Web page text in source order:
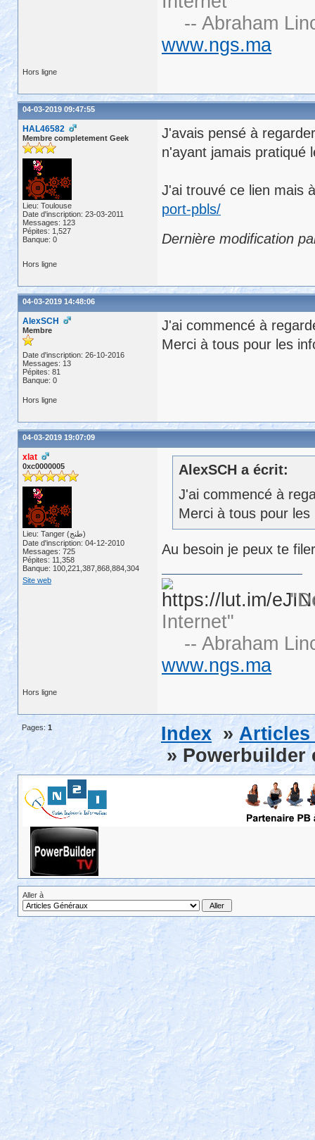
-- Abraham
www.ngs.ma
Hors ligne
04-03-2019 09:47:55
HAL46582
Membre completement Geek
Lieu: Toulouse
Date d'inscription: 23-03-2011
Messages: 123
Pépites: 1,527
Banque: 0
J'avais pensé à
n'ayant jamais pratiqué
J'ai trouvé ce lien mais
port-pbls/
Dernière modification
Hors ligne
04-03-2019 14:48:06
AlexSCH
Membre
Date d'inscription: 26-10-2016
Messages: 13
Pépites: 81
Banque: 0
J'ai commencé à
Merci à tous pour les
Hors ligne
04-03-2019 19:07:09
xlat
0xc0000005
Lieu: Tanger (طنج)
Date d'inscription: 04-12-2010
Messages: 725
Pépites: 11,358
Banque: 100,221,387,868,884,304
Site web
AlexSCH a écrit:
J'ai commencé à
Merci à tous pour les
Au besoin je peux te
Internet"
-- Abraham
www.ngs.ma
Hors ligne
Pages:1 Index »Articles
» Powerbuilder
Aller à